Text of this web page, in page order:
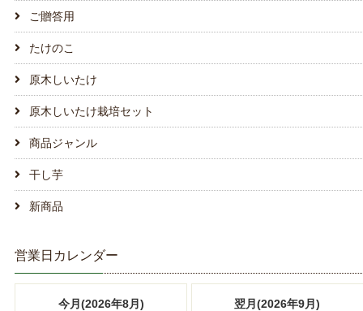
ご贈答用
たけのこ
原木しいたけ
原木しいたけ栽培セット
商品ジャンル
干し芋
新商品
営業日カレンダー
今月(2026年8月) 翌月(2026年9月)